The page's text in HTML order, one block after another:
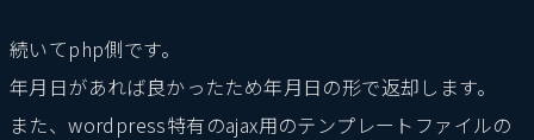
続いてphp側です。
年月日があれば良かったため年月日の形で返却します。
また、wordpress特有のajax用のテンプレートファイルの